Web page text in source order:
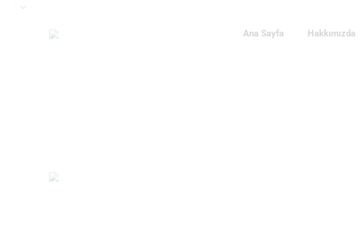
Ana Sayfa Hakkımızda